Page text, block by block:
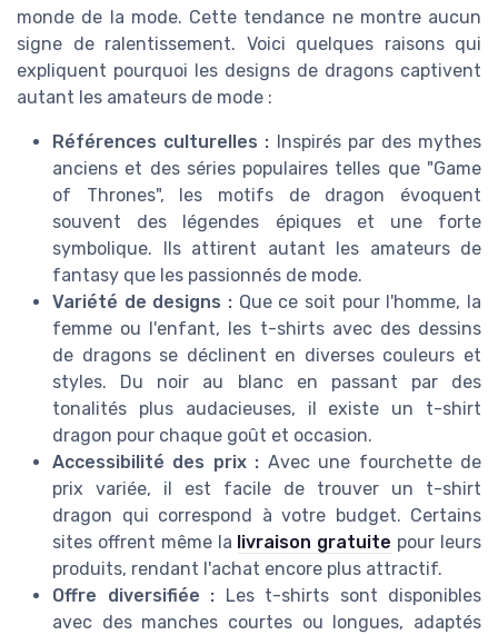
monde de la mode. Cette tendance ne montre aucun
signe de ralentissement. Voici quelques raisons qui
expliquent pourquoi les designs de dragons captivent
autant les amateurs de mode :
Références culturelles : Inspirés par des mythes
anciens et des séries populaires telles que "Game
of Thrones", les motifs de dragon évoquent
souvent des légendes épiques et une forte
symbolique. Ils attirent autant les amateurs de
fantasy que les passionnés de mode.
Variété de designs : Que ce soit pour l'homme, la
femme ou l'enfant, les t-shirts avec des dessins
de dragons se déclinent en diverses couleurs et
styles. Du noir au blanc en passant par des
tonalités plus audacieuses, il existe un t-shirt
dragon pour chaque goût et occasion.
Accessibilité des prix : Avec une fourchette de
prix variée, il est facile de trouver un t-shirt
dragon qui correspond à votre budget. Certains
sites offrent même la livraison gratuite pour leurs
produits, rendant l'achat encore plus attractif.
Offre diversifiée : Les t-shirts sont disponibles
avec des manches courtes ou longues, adaptés